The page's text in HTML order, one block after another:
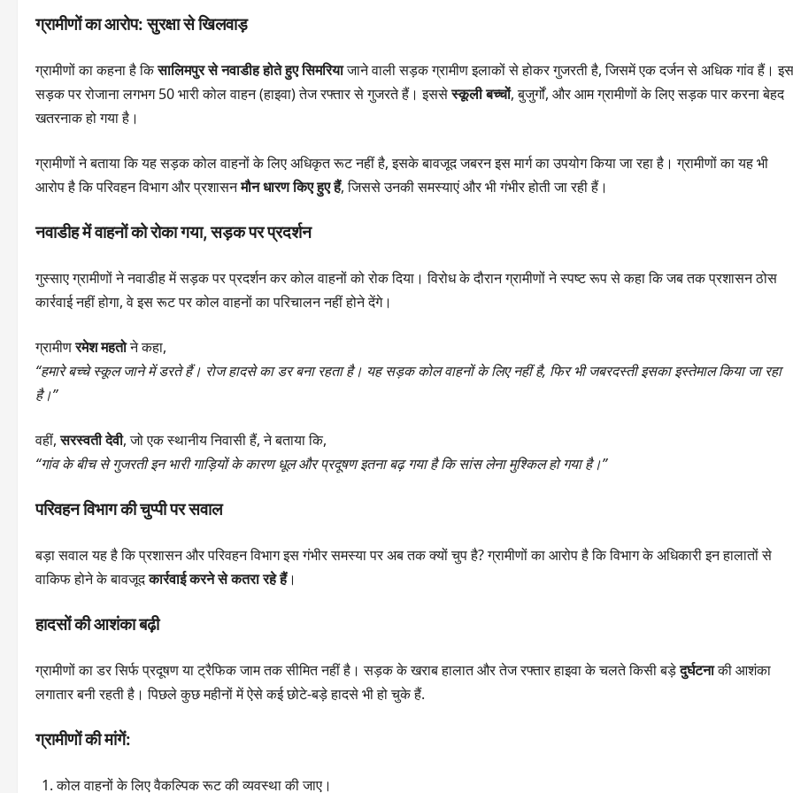
ग्रामीणों का आरोप: सुरक्षा से खिलवाड़
ग्रामीणों का कहना है किसालिमपुर से नवाडीह होते हुए सिमरियाजाने वाली सड़क ग्रामीण इलाकों से होकर गुजरती है, जिसमें एक दर्जन से अधिक गांव हैं। इस
सड़क पर रोजाना लगभग 50 भारी कोल वाहन (हाइवा) तेज रफ्तार से गुजरते हैं। इससेस्कूली बच्चों, बुजुर्गों, और आम ग्रामीणों के लिए सड़क पार करना बेहद
खतरनाक हो गया है।
ग्रामीणों ने बताया कि यह सड़क कोल वाहनों के लिए अधिकृत रूट नहीं है, इसके बावजूद जबरन इस मार्ग का उपयोग किया जा रहा है। ग्रामीणों का यह भी
आरोप है कि परिवहन विभाग और प्रशासनमौन धारण किए हुए हैं, जिससे उनकी समस्याएं और भी गंभीर होती जा रही हैं।
नवाडीह में वाहनों को रोका गया, सड़क पर प्रदर्शन
गुस्साए ग्रामीणों ने नवाडीह में सड़क पर प्रदर्शन कर कोल वाहनों को रोक दिया। विरोध के दौरान ग्रामीणों ने स्पष्ट रूप से कहा कि जब तक प्रशासन ठोस
कार्रवाई नहीं होगा, वे इस रूट पर कोल वाहनों का परिचालन नहीं होने देंगे।
ग्रामीणरमेश महतोने कहा,
“हमारे बच्चे स्कूल जाने में डरते हैं। रोज हादसे का डर बना रहता है। यह सड़क कोल वाहनों के लिए नहीं है, फिर भी जबरदस्ती इसका इस्तेमाल किया जा रहा
है।”
वहीं,सरस्वती देवी, जो एक स्थानीय निवासी हैं, ने बताया कि,
“गांव के बीच से गुजरती इन भारी गाड़ियों के कारण धूल और प्रदूषण इतना बढ़ गया है कि सांस लेना मुश्किल हो गया है।”
परिवहन विभाग की चुप्पी पर सवाल
बड़ा सवाल यह है कि प्रशासन और परिवहन विभाग इस गंभीर समस्या पर अब तक क्यों चुप है? ग्रामीणों का आरोप है कि विभाग के अधिकारी इन हालातों से
वाकिफ होने के बावजूदकार्रवाई करने से कतरा रहे हैं।
हादसों की आशंका बढ़ी
ग्रामीणों का डर सिर्फ प्रदूषण या ट्रैफिक जाम तक सीमित नहीं है। सड़क के खराब हालात और तेज रफ्तार हाइवा के चलते किसी बड़ेदुर्घटनाकी आशंका
लगातार बनी रहती है। पिछले कुछ महीनों में ऐसे कई छोटे-बड़े हादसे भी हो चुके हैं.
ग्रामीणों की मांगें:
कोल वाहनों के लिए वैकल्पिक रूट की व्यवस्था की जाए।